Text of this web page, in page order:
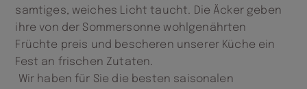
samtiges, weiches Licht taucht. Die Äcker geben
ihre von der Sommersonne wohlgenährten
Früchte preis und bescheren unserer Küche ein
Fest an frischen Zutaten.
Wir haben für Sie die besten saisonalen